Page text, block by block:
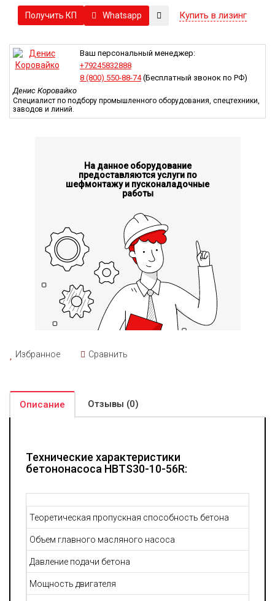
Основными преимуществами бетононасоса выступают:
Применение самых современных технологических
потребления топлива.
Гидравлическая система управления контролирует
состояние масла и его температурный режим, снижая
нагрузку на гидравлику.
Конструкция бетонных поршней предусматривает
возможность их оперативной замены при условии
наличия в продаже большого ассортимента
установки на дисплей оператора бетононасоса, в том
числе предупреждает о возможном возникновении
технических неисправностей.
Водонепроницаемые уплотнители, созданные
технологий, исключают эмульгирование масла в
гидравлической системе.
S-образные клапаны отличаются надежностью
действия, огромным сроком службы и простотой, что
упрощает процедуру замены в случае значительного
износа.
Значительная часть комплектующих и полноценных
узлов производится известными на мировом рынке
компаниями, что говорит о высокой надежности
установки.
компоненты соответствуют строгим европейским
стандартам и обладают отличной надежностью.
Получить КП Whatsapp Купить в лизинг
Ваш персональный менеджер:
+79245832888
8 (800) 550-88-74(Бесплатный звонок по РФ)
Денис Коровайко
Специалист по подбору промышленного оборудования, спецтехники,
заводов и линий.
На данное оборудование
предоставляются услуги по
шефмонтажу и пусконаладочные
работы
Избранное Сравнить
Описание Отзывы (0)
Технические характеристики
бетононасоса HBTS30-10-56R:
Теоретическая пропускная способность бетона
Объем главного масляного насоса
Давление подачи бетона
Мощность двигателя